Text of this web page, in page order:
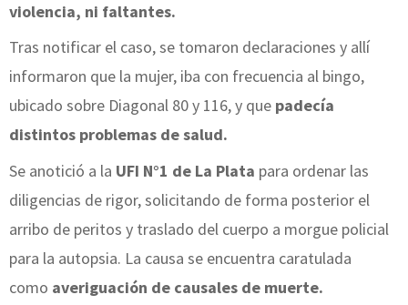
violencia, ni faltantes.
Tras notificar el caso, se tomaron declaraciones y allí
informaron que la mujer, iba con frecuencia al bingo,
ubicado sobre Diagonal 80 y 116, y que padecía
distintos problemas de salud.
Se anotició a la UFI N°1 de La Plata para ordenar las
diligencias de rigor, solicitando de forma posterior el
arribo de peritos y traslado del cuerpo a morgue policial
para la autopsia. La causa se encuentra caratulada
como averiguación de causales de muerte.